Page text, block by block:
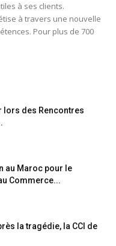
à ses clients.
à travers une nouvelle
Pour plus de 700
lors des Rencontres
au Maroc pour le
Commerce...
la tragédie, la CCI de